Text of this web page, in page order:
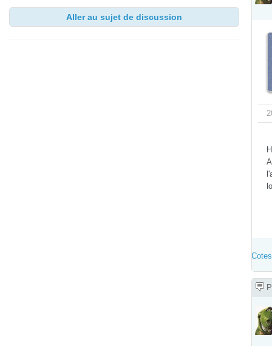
Aller au sujet de discussion